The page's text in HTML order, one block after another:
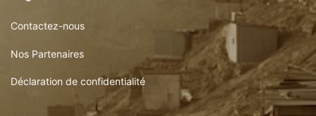
Contactez-nous
Nos Partenaires
Déclaration de confidentialité